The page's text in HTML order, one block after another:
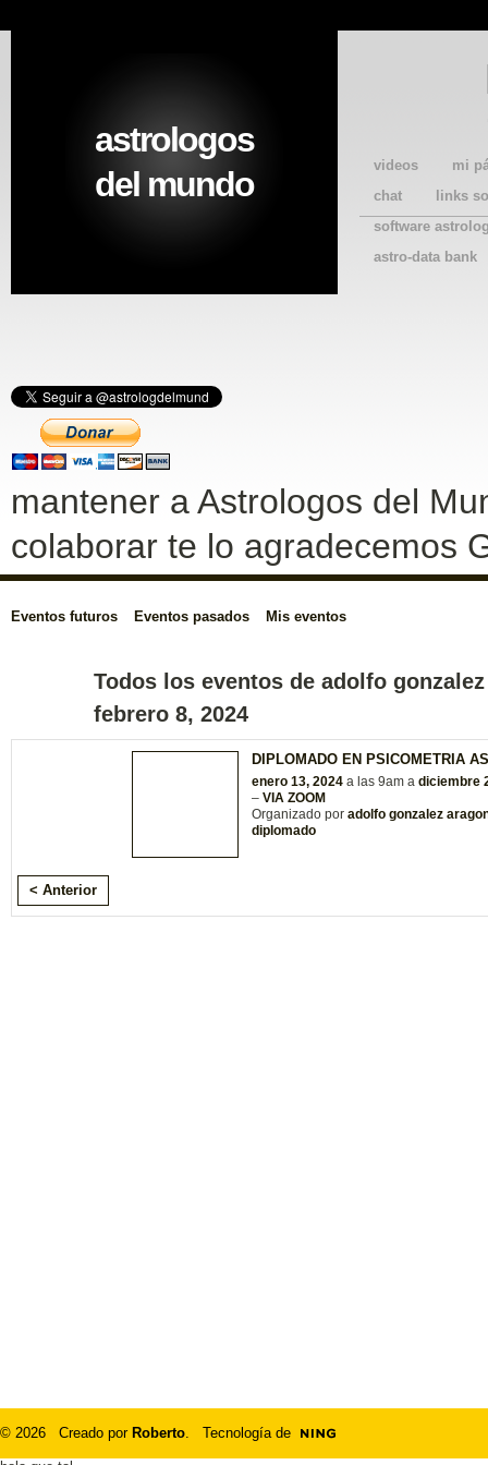
videos
mi
chat
links
software
astro-data bank
astrologos
del mundo
mantener a Astrologos del
colaborar te lo agradecemos
Eventos futuros Eventos pasados Mis eventos
Todos los eventos de adolfo
febrero 8, 2024
DIPLOMADO EN PSICOMETRIA
enero 13, 2024 a las 9am a diciembre
– VIA ZOOM
Organizado por adolfo gonzalez
diplomado
< Anterior
© 2026 Creado por Roberto . Tecnología de